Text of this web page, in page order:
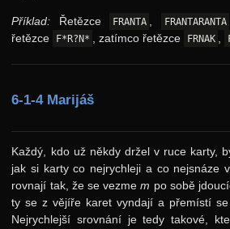
Příklad: Řetězce FRANTA FRANTARANTA
řetězce
F*R?N* , zatímco řetězce FRNAK
6-1-4 Marijáš
Každý, kdo už někdy držel v ruce karty,
jak si karty co nejrychleji a co nejsnáze
rovnají tak, že se vezmem po sobě
ty se z vějíře karet vyndají a přemístí
Nejrychlejší srovnání je tedy takové,
Síň slávy